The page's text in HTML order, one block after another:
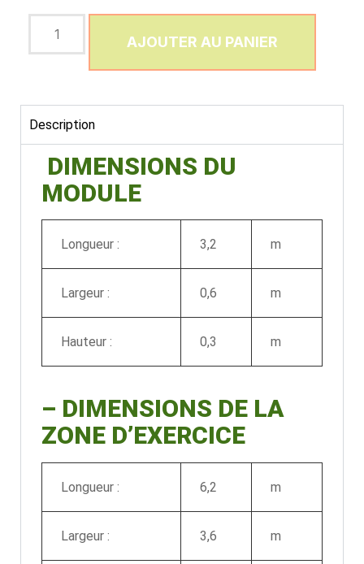
AJOUTER AU PANIER
Description
DIMENSIONS DU
MODULE
Longueur : 3,2 m
Largeur : 0,6 m
Hauteur : 0,3 m
– DIMENSIONS DE LA
ZONE D’EXERCICE
Longueur : 6,2 m
Largeur : 3,6 m